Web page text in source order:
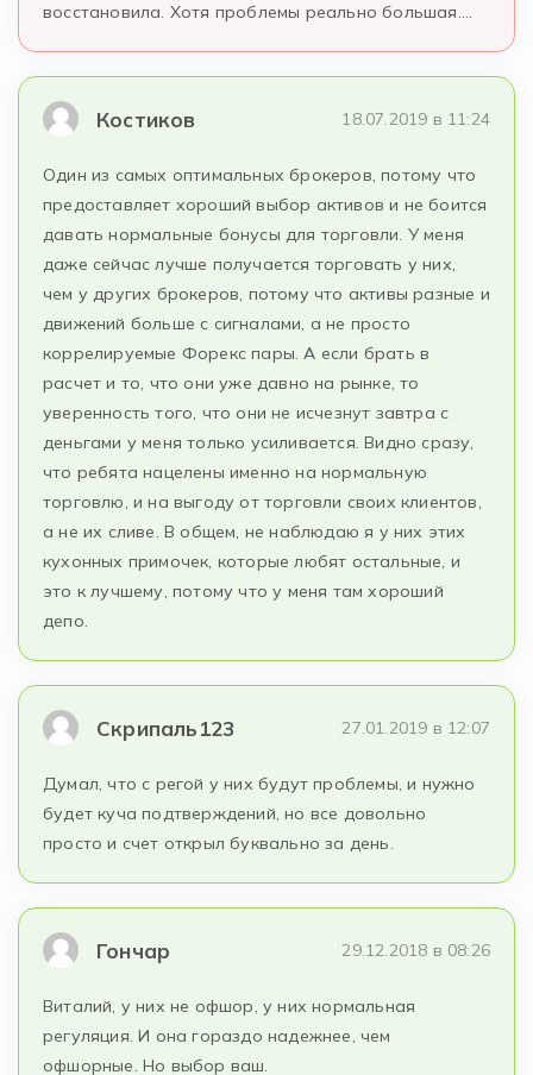
восстановила. Хотя проблемы реально большая….
Костиков 18.07.2019 в 11:24
Один из самых оптимальных брокеров, потому что
предоставляет хороший выбор активов и не боится
давать нормальные бонусы для торговли. У меня
даже сейчас лучше получается торговать у них,
чем у других брокеров, потому что активы разные и
движений больше с сигналами, а не просто
коррелируемые Форекс пары. А если брать в
расчет и то, что они уже давно на рынке, то
уверенность того, что они не исчезнут завтра с
деньгами у меня только усиливается. Видно сразу,
что ребята нацелены именно на нормальную
торговлю, и на выгоду от торговли своих клиентов,
а не их сливе. В общем, не наблюдаю я у них этих
кухонных примочек, которые любят остальные, и
это к лучшему, потому что у меня там хороший
депо.
Скрипаль123 27.01.2019 в 12:07
Думал, что с регой у них будут проблемы, и нужно
будет куча подтверждений, но все довольно
просто и счет открыл буквально за день.
Гончар 29.12.2018 в 08:26
Виталий, у них не офшор, у них нормальная
регуляция. И она гораздо надежнее, чем
офшорные. Но выбор ваш.